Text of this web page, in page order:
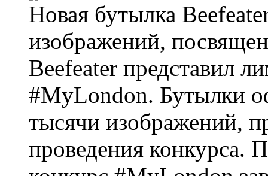
Новая бутылка
изображений,
Beefeater представил
#MyLondon. Бутылки
тысячи изображений,
проведения конкурса.